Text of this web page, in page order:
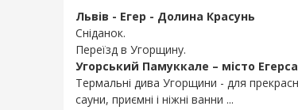
Львів - Егер - Долина Красунь
Сніданок.
Переїзд в Угорщину.
Угорський Памуккале – місто
Термальні дива Угорщини - для
сауни, приємні і ніжні ванни ...